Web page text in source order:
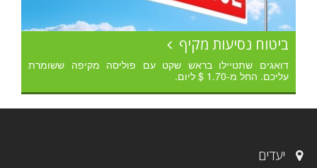
ביטוח נסיעות מקיף
דואגים שתטיילו בראש שקט עם פוליסה מקיפה ששומרת
עליכם. החל מ-1.70 $ ליום.
יעדים